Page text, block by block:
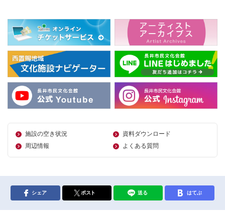
施設の空き状況
資料ダウンロード
周辺情報
よくある質問
シェア ポスト 送る はてぶ